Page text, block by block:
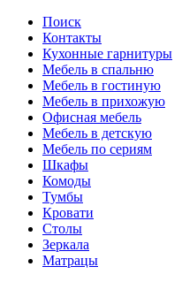
Поиск
Контакты
Кухонные гарнитуры
Мебель в спальню
Мебель в гостиную
Мебель в прихожую
Офисная мебель
Мебель в детскую
Мебель по сериям
Шкафы
Комоды
Тумбы
Кровати
Столы
Зеркала
Матрацы